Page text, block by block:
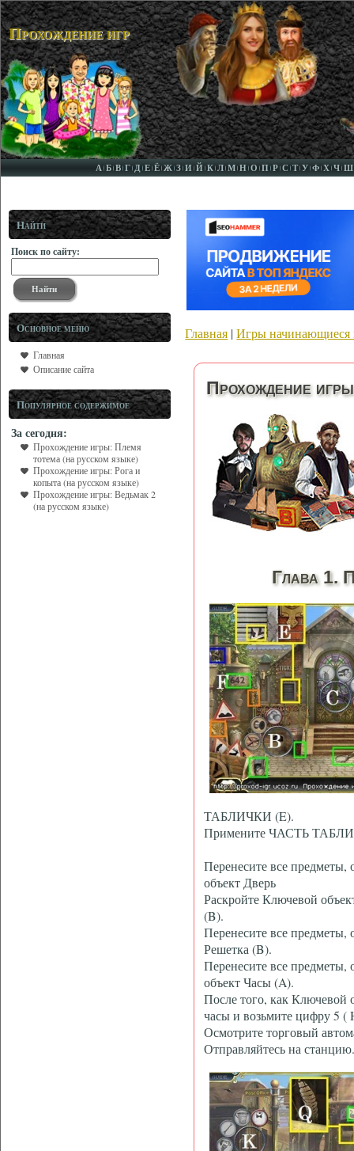
Прохождение игр
А Б В Г Д Е Ё Ж З И Й К Л М Н О П Р С Т У Ф Х Ч Ш
Найти
Поиск по сайту:
Основное меню
Главная
Описание сайта
Популярное содержимое
За сегодня:
Прохождение игры: Племя
тотема (на русском языке)
Прохождение игры: Рога и
копыта (на русском языке)
Прохождение игры: Ведьмак 2
(на русском языке)
Главная |Игры начинающиеся
Прохождение
Глава 1.
ТАБЛИЧКИ (E).
Примените ЧАСТЬ
Перенесите все
объект Дверь
Раскройте Ключевой
(B).
Перенесите все
Решетка (B).
Перенесите все
объект Часы (A).
После того, как Ключевой
часы и возьмите цифру 5 (
Осмотрите торговый
Отправляйтесь на станцию.